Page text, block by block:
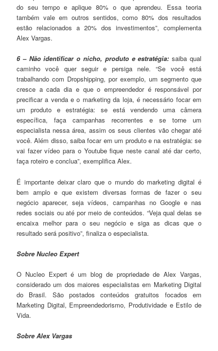
do seu tempo e aplique 80% o que aprendeu. Essa teoria
também vale em outros sentidos, como 80% dos resultados
estão relacionados a 20% dos investimentos”, complementa
Alex Vargas.
6 – Não identificar o nicho, produto e estratégia: saiba qual
caminho você quer seguir e persiga nele. “Se você está
trabalhando com Dropshipping, por exemplo, um segmento que
cresce a cada dia e que o empreendedor é responsável por
precificar a venda e o marketing da loja, é necessário focar em
um produto e estratégia: se está vendendo uma câmera
específica, faça campanhas recorrentes e se torne um
especialista nessa área, assim os seus clientes vão chegar até
você. Além disso, saiba focar em um produto e na estratégia: se
vai fazer vídeo para o Youtube fique neste canal até dar certo,
faça roteiro e conclua”, exemplifica Alex.
É importante deixar claro que o mundo do marketing digital é
bem amplo e que existem diversas formas de fazer o seu
negócio aparecer, seja vídeos, campanhas no Google e nas
redes sociais ou até por meio de conteúdos. “Veja qual delas se
encaixa melhor para o seu negócio e siga as dicas que o
resultado será positivo”, finaliza o especialista.
Sobre Nucleo Expert
O Nucleo Expert é um blog de propriedade de Alex Vargas,
considerado um dos maiores especialistas em Marketing Digital
do Brasil. São postados conteúdos gratuitos focados em
Marketing Digital, Empreendedorismo, Produtividade e Estilo de
Vida.
Sobre Alex Vargas